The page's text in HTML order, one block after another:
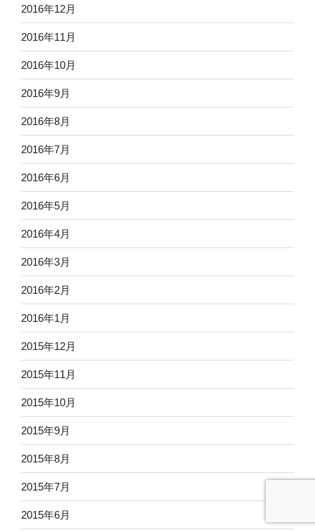
2016年12月
2016年11月
2016年10月
2016年9月
2016年8月
2016年7月
2016年6月
2016年5月
2016年4月
2016年3月
2016年2月
2016年1月
2015年12月
2015年11月
2015年10月
2015年9月
2015年8月
2015年7月
2015年6月